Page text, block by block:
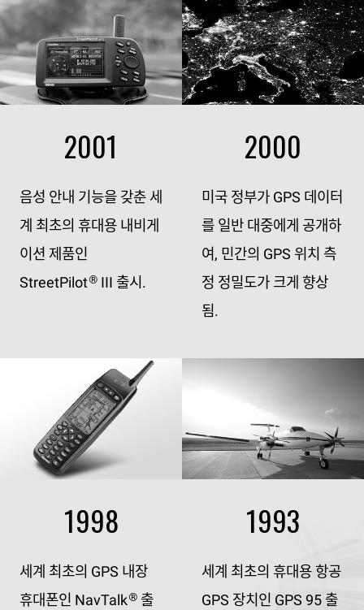
2001
음성 안내 기능을 갖춘 세
계 최초의 휴대용 내비게
이션 제품인
StreetPilot® III 출시.
2000
미국 정부가 GPS 데이터
를 일반 대중에게 공개하
여, 민간의 GPS 위치 측
정 정밀도가 크게 향상
됨.
1998
세계 최초의 GPS 내장
휴대폰인 NavTalk® 출
1993
세계 최초의 휴대용 항공
GPS 장치인 GPS 95 출